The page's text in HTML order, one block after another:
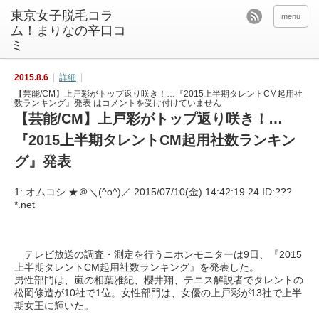
東京女子脱毛コラ
ム！まりなの辛口コ
ミ
menu
2015.8.6
詳細
【芸能/CM】上戸彩がトップ返り咲き！…『2015上半期タレントCM起用社
数ランキング』発表 はコメントを受け付けていません
【芸能/CM】上戸彩がトップ返り咲き！…
『2015上半期タレントCM起用社数ランキン
グ』発表
1: オムコシ ★＠＼(^o^)／ 2015/07/10(金) 14:42:19.24 ID:???
*.net
テレビ放送の調査・測定を行うニホンモニターは9日、『2015
上半期タレントCM起用社数ランキング』を発表した。
男性部門は、嵐の相葉雅紀、櫻井翔、テニス解説者でタレントの
松岡修造が10社で1位。女性部門は、女優の上戸彩が13社で上半
期女王に輝いた。